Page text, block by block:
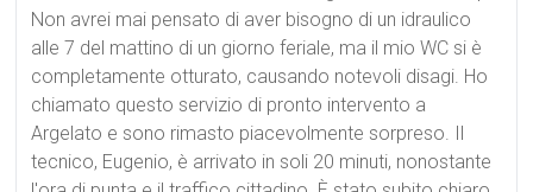
Non avrei mai pensato di aver bisogno di un idraulico
alle 7 del mattino di un giorno feriale, ma il mio WC si è
completamente otturato, causando notevoli disagi. Ho
chiamato questo servizio di pronto intervento a
Argelato e sono rimasto piacevolmente sorpreso. Il
tecnico, Eugenio, è arrivato in soli 20 minuti, nonostante